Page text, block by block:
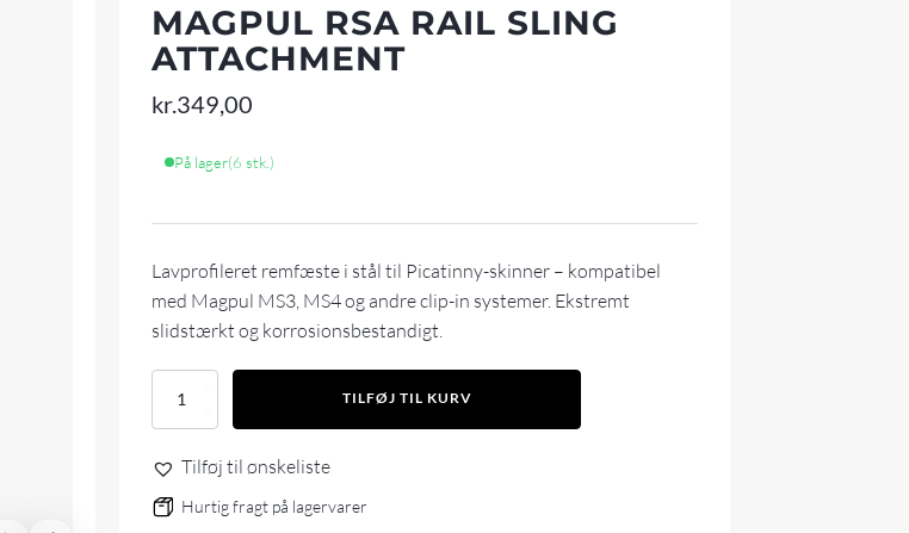
MAGPUL RSA RAIL SLING
ATTACHMENT
kr.349,00
På lager(6 stk.)
Lavprofileret remfæste i stål til Picatinny-skinner – kompatibel
med Magpul MS3, MS4 og andre clip-in systemer. Ekstremt
slidstærkt og korrosionsbestandigt.
Magpul
Sling
Attachment
antal
TILFØJ TIL KURV
Tilføj til ønskeliste
Hurtig fragt på lagervarer